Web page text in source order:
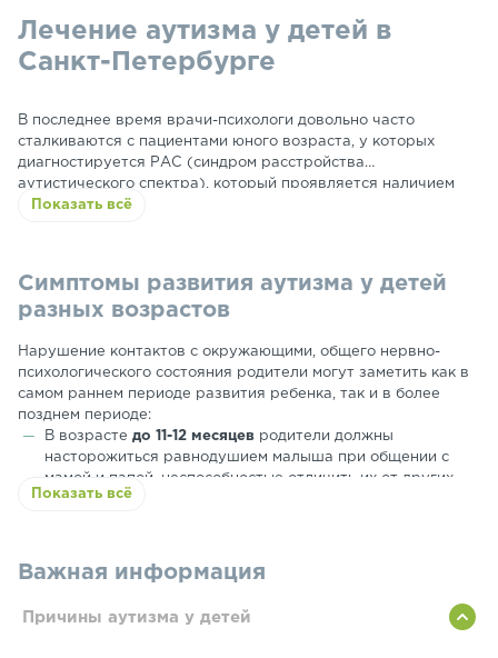
Лечение аутизма у детей в
Санкт-Петербурге
В последнее время врачи-психологи довольно часто
сталкиваются с пациентами юного возраста, у которых
диагностируется РАС (синдром расстройства
аутистического спектра), который проявляется наличием
дефицита эмоциональных проявлений в сфере
медиками, что значительно затрудняет процесс лечения
маленького пациента.
Показать всё
Симптомы развития аутизма у детей
разных возрастов
Нарушение контактов с окружающими, общего нервно-
психологического состояния родители могут заметить как в
самом раннем периоде развития ребенка, так и в более
позднем периоде:
В возрасте до 11-12 месяцев родители должны
насторожиться равнодушием малыша при общении с
мамой и папой, неспособностью отличить их от других
окружающих его людей;
замечают или отсутствие речи, или малыш повторяет
одни и те-же словосочетания, не характерные для
В периоддошкольного возраста
у ребенка с аутизмом
Показать всё
Важная информация
Причины аутизма у детей